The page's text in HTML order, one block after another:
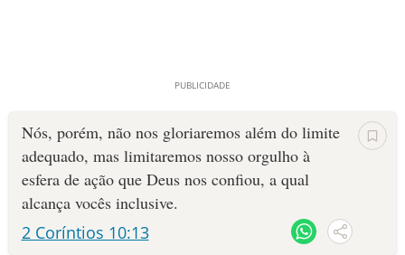
Nós, porém, não nos gloriaremos além do limite
adequado, mas limitaremos nosso orgulho à
esfera de ação que Deus nos confiou, a qual
alcança vocês inclusive.
2 Coríntios 10:13